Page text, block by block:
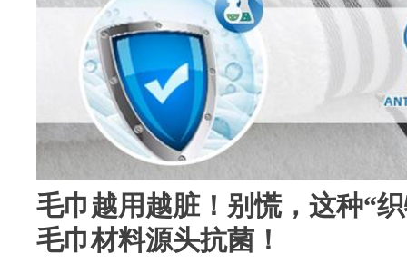
毛巾越用越脏！别慌，这种“
毛巾材料源头抗菌！